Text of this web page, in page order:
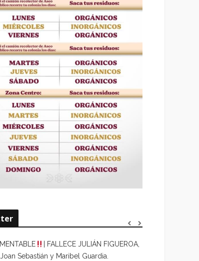
| FALLECE JULIÁN FIGUEROA,
Sebastián y Maribel Guardia.